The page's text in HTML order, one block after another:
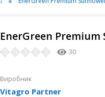
EnerGreen Premium
30
Виробник
Vitagro Partner